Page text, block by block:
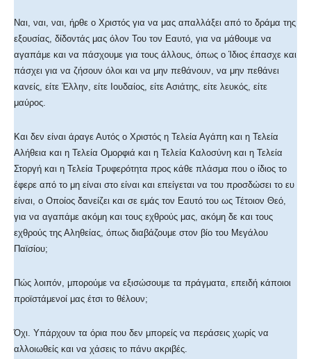
Ναι, ναι, ναι, ήρθε ο Χριστός για να μας απαλλάξει από το δράμα της
εξουσίας, δίδοντάς μας όλον Του τον Εαυτό, για να μάθουμε να
αγαπάμε και να πάσχουμε για τους άλλους, όπως ο Ίδιος έπασχε και
πάσχει για να ζήσουν όλοι και να μην πεθάνουν, να μην πεθάνει
κανείς, είτε Έλλην, είτε Ιουδαίος, είτε Ασιάτης, είτε λευκός, είτε
μαύρος.
Και δεν είναι άραγε Αυτός ο Χριστός η Τελεία Αγάπη και η Τελεία
Αλήθεια και η Τελεία Ομορφιά και η Τελεία Καλοσύνη και η Τελεία
Στοργή και η Τελεία Τρυφερότητα προς κάθε πλάσμα που ο ίδιος το
έφερε από το μη είναι στο είναι και επείγεται να του προσδώσει το ευ
είναι, ο Οποίος δανείζει και σε εμάς τον Εαυτό του ως Τέτοιον Θεό,
για να αγαπάμε ακόμη και τους εχθρούς μας, ακόμη δε και τους
εχθρούς της Αληθείας, όπως διαβάζουμε στον βίο του Μεγάλου
Παϊσίου;
Πώς λοιπόν, μπορούμε να εξισώσουμε τα πράγματα, επειδή κάποιοι
προϊστάμενοί μας έτσι το θέλουν;
Όχι. Υπάρχουν τα όρια που δεν μπορείς να περάσεις χωρίς να
αλλοιωθείς και να χάσεις το πάνυ ακριβές.